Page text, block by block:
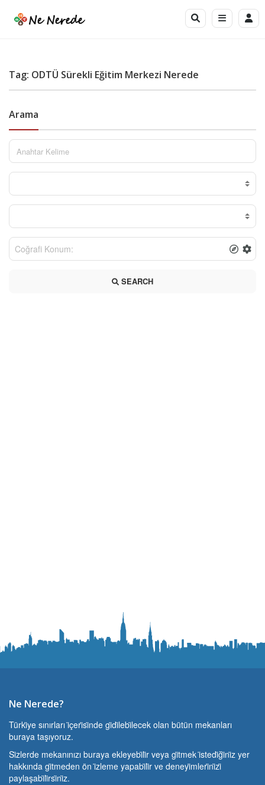
Tag: ODTÜ Sürekli Eğitim Merkezi Nerede
Arama
SEARCH
Ne Nerede?
Türki̇ye sınırları i̇çeri̇si̇nde gi̇di̇lebi̇lecek olan bütün mekanları
buraya taşıyoruz.
Si̇zlerde mekanınızı buraya ekleyebi̇li̇r veya gi̇tmek i̇stedi̇ği̇ni̇z yer
hakkında gi̇tmeden ön i̇zleme yapabi̇li̇r ve deneyi̇mleri̇ni̇zi̇
paylaşabi̇li̇rsi̇ni̇z.